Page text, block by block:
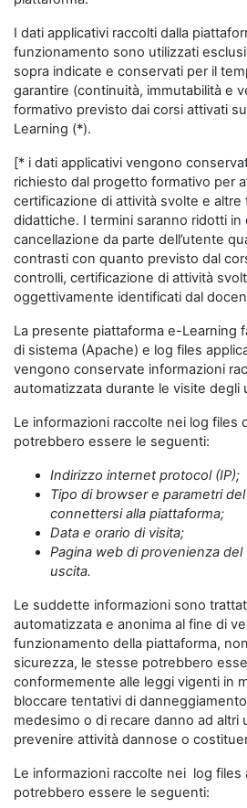
I dati applicativi raccolti dalla
funzionamento sono utilizzati
sopra indicate e conservati per il
garantire (continuità, immutabilità e
formativo previsto dai corsi attivati
Learning (*).
[* i dati applicativi vengono
richiesto dal progetto formativo per
certificazione di attività svolte e altre
didattiche. I termini saranno ridotti in
cancellazione da parte dell’utente
contrasti con quanto previsto dal
controlli, certificazione di attività
oggettivamente identificati dal
La presente piattaforma e-Learning
di sistema (Apache) e log files
vengono conservate informazioni
automatizzata durante le visite degli
Le informazioni raccolte nei log files
potrebbero essere le seguenti:
Indirizzo internet protocol (IP);
Tipo di browser e parametri
connettersi alla piattaforma;
Data e orario di visita;
Pagina web di provenienza
uscita.
Le suddette informazioni sono
automatizzata e anonima al fine di
funzionamento della piattaforma,
sicurezza, le stesse potrebbero
conformemente alle leggi vigenti in
bloccare tentativi di
medesimo o di recare danno ad altri
prevenire attività dannose o
Le informazioni raccolte nei log files
potrebbero essere le seguenti: